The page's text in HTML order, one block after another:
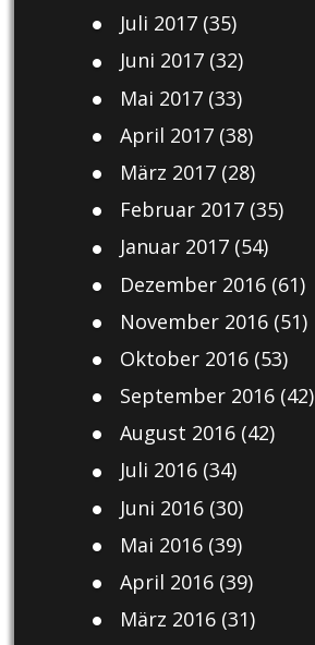
Juli 2017(35)
Juni 2017(32)
Mai 2017(33)
April 2017(38)
März 2017(28)
Februar 2017(35)
Januar 2017(54)
Dezember 2016(61)
November 2016(51)
Oktober 2016(53)
September 2016(42)
August 2016(42)
Juli 2016(34)
Juni 2016(30)
Mai 2016(39)
April 2016(39)
März 2016(31)